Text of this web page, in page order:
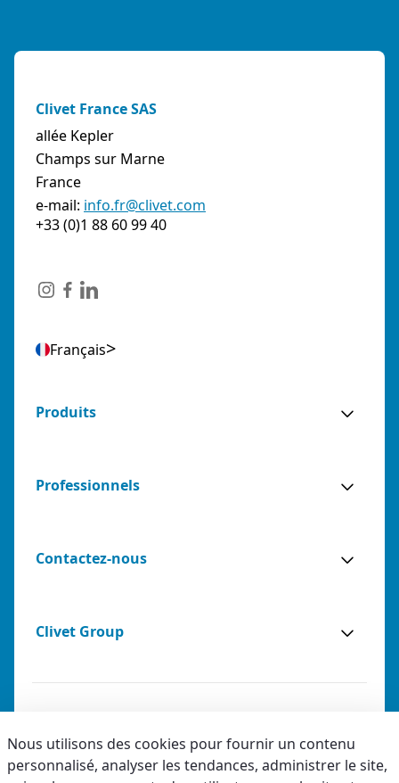
Clivet France SAS
allée Kepler
Champs sur Marne
France
e-mail: info.fr@clivet.com
+33 (0)1 88 60 99 40
Français
Produits
Professionnels
Contactez-nous
Clivet Group
Privacy
Nous utilisons des cookies pour fournir un contenu
personnalisé, analyser les tendances, administrer le site,